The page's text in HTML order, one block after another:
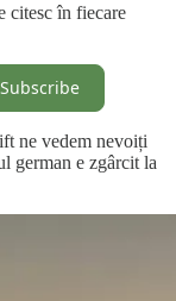
citesc în fiecare
Subscribe
ne vedem nevoiți
german e zgârcit la